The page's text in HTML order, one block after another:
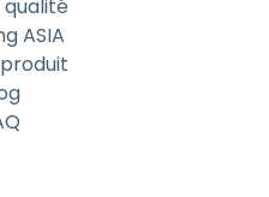
ASIA